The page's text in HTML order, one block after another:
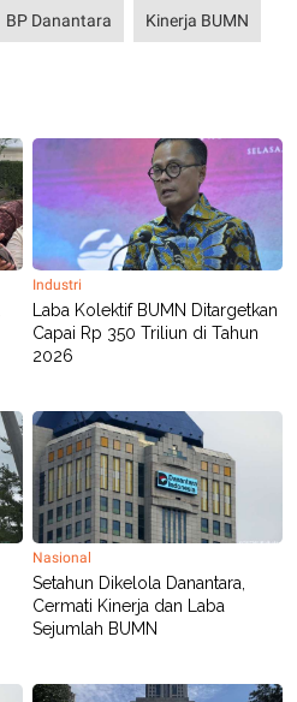
BP Danantara Kinerja BUMN
Industri
Laba Kolektif BUMN Ditargetkan
Capai Rp 350 Triliun di Tahun
2026
Nasional
Setahun Dikelola Danantara,
Cermati Kinerja dan Laba
Sejumlah BUMN